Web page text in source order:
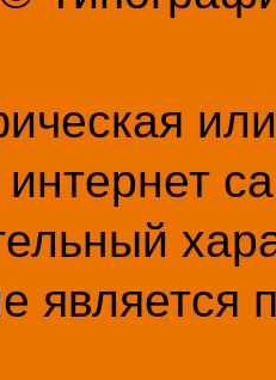
является